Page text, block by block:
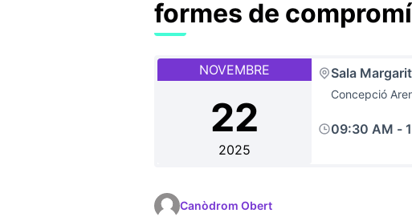
formes de
NOVEMBRE
22
2025
Sala
Concepció
09:30 AM -
Canòdrom Obert